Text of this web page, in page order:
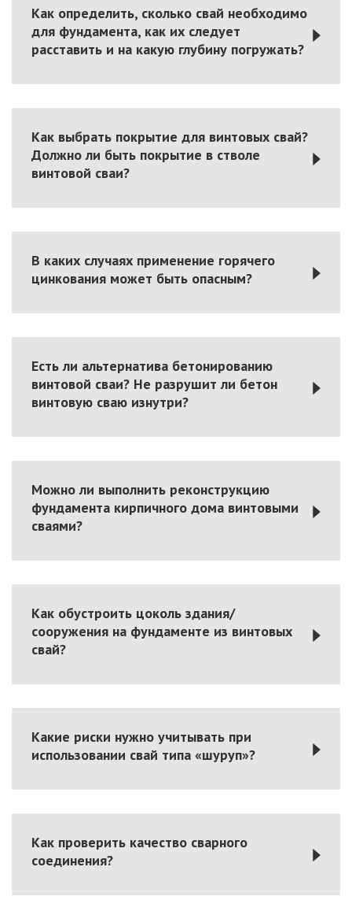
Как определить, сколько свай необходимо
для фундамента, как их следует
расставить и на какую глубину погружать?
Как выбрать покрытие для винтовых свай?
Должно ли быть покрытие в стволе
винтовой сваи?
В каких случаях применение горячего
цинкования может быть опасным?
Есть ли альтернатива бетонированию
винтовой сваи? Не разрушит ли бетон
винтовую сваю изнутри?
Можно ли выполнить реконструкцию
фундамента кирпичного дома винтовыми
сваями?
Как обустроить цоколь здания/
сооружения на фундаменте из винтовых
свай?
Какие риски нужно учитывать при
использовании свай типа «шуруп»?
Как проверить качество сварного
соединения?